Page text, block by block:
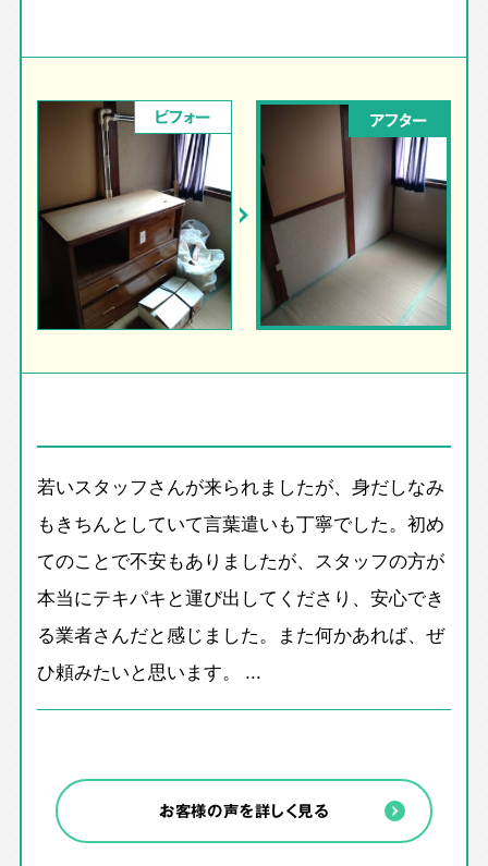
ビフォー アフター
若いスタッフさんが来られましたが、身だしなみ
もきちんとしていて言葉遣いも丁寧でした。初め
てのことで不安もありましたが、スタッフの方が
本当にテキパキと運び出してくださり、安心でき
る業者さんだと感じました。また何かあれば、ぜ
ひ頼みたいと思います。 ...
お客様の声を詳しく見る